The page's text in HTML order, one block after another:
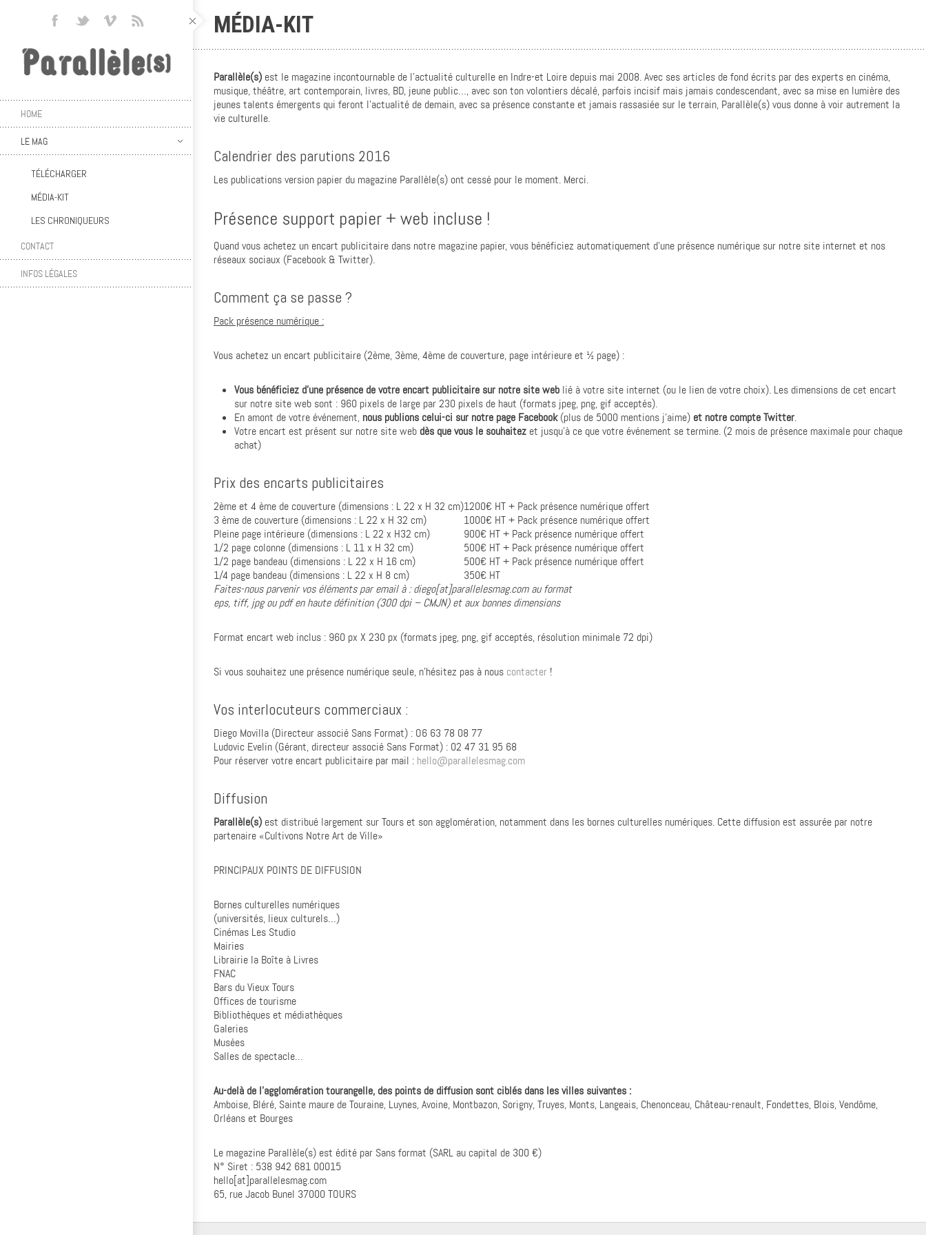
HOME
LE MAG
TÉLÉCHARGER
MÉDIA-KIT
LES CHRONIQUEURS
CONTACT
INFOS LÉGALES
MÉDIA-KIT
Parallèle(s) est le magazine incontournable de l’actualité culturelle en Indre-et Loire depuis mai 2008. Avec ses articles de fond écrits par des experts en cinéma,
musique, théâtre, art contemporain, livres, BD, jeune public…, avec son ton volontiers décalé, parfois incisif mais jamais condescendant, avec sa mise en lumière des
jeunes talents émergents qui feront l’actualité de demain, avec sa présence constante et jamais rassasiée sur le terrain, Parallèle(s) vous donne à voir autrement la
vie culturelle.
Calendrier des parutions 2016
Les publications version papier du magazine Parallèle(s) ont cessé pour le moment. Merci.
Présence support papier + web incluse !
Quand vous achetez un encart publicitaire dans notre magazine papier, vous bénéficiez automatiquement d’une présence numérique sur notre site internet et nos
réseaux sociaux (Facebook & Twitter).
Comment ça se passe ?
Pack présence numérique :
Vous achetez un encart publicitaire (2ème, 3ème, 4ème de couverture, page intérieure et ½ page) :
Vous bénéficiez d’une présence de votre encart publicitaire sur notre site web lié à votre site internet (ou le lien de votre choix). Les dimensions de cet encart
sur notre site web sont : 960 pixels de large par 230 pixels de haut (formats jpeg, png, gif acceptés).
En amont de votre événement, nous publions celui-ci sur notre page Facebook(plus de 5000 mentions j’aime) et notre compte Twitter.
Votre encart est présent sur notre site web dès que vous le souhaitez et jusqu’à ce que votre événement se termine. (2 mois de présence maximale pour chaque
achat)
Prix des encarts publicitaires
2ème et 4 ème de couverture (dimensions : L 22 x H 32 cm)1200€ HT + Pack présence numérique offert
3 ème de couverture (dimensions : L 22 x H 32 cm)
1000€ HT + Pack présence numérique offert
Pleine page intérieure (dimensions : L 22 x H32 cm)
900€ HT + Pack présence numérique offert
1/2 page colonne (dimensions : L 11 x H 32 cm)
500€ HT + Pack présence numérique offert
1/2 page bandeau (dimensions : L 22 x H 16 cm)
500€ HT + Pack présence numérique offert
1/4 page bandeau (dimensions : L 22 x H 8 cm)
350€ HT
Faites-nous parvenir vos éléments par email à : diego[at]parallelesmag.com au format
eps, tiff, jpg ou pdf en haute définition (300 dpi – CMJN) et aux bonnes dimensions
Format encart web inclus : 960 px X 230 px (formats jpeg, png, gif acceptés, résolution minimale 72 dpi)
Si vous souhaitez une présence numérique seule, n’hésitez pas à nous contacter !
Vos interlocuteurs commerciaux :
Diego Movilla (Directeur associé Sans Format) : O6 63 78 08 77
Ludovic Evelin (Gérant, directeur associé Sans Format) : 02 47 31 95 68
Pour réserver votre encart publicitaire par mail : hello@parallelesmag.com
Diffusion
Parallèle(s) est distribué largement sur Tours et son agglomération, notamment dans les bornes culturelles numériques. Cette diffusion est assurée par notre
partenaire «Cultivons Notre Art de Ville»
PRINCIPAUX POINTS DE DIFFUSION
Bornes culturelles numériques
(universités, lieux culturels…)
Cinémas Les Studio
Mairies
Librairie la Boîte à Livres
FNAC
Bars du Vieux Tours
Offices de tourisme
Bibliothèques et médiathèques
Galeries
Musées
Salles de spectacle…
Au-delà de l’agglomération tourangelle, des points de diffusion sont ciblés dans les villes suivantes :
Amboise, Bléré, Sainte maure de Touraine, Luynes, Avoine, Montbazon, Sorigny, Truyes, Monts, Langeais, Chenonceau, Château-renault, Fondettes, Blois, Vendôme,
Orléans et Bourges
Le magazine Parallèle(s) est édité par Sans format (SARL au capital de 300 €)
N° Siret : 538 942 681 00015
hello[at]parallelesmag.com
65, rue Jacob Bunel 37000 TOURS